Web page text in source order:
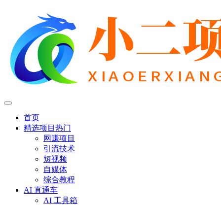
首页
精选项目 热门
网赚项目
引流技术
短视频
自媒体
综合教程
AI 直通车
AI 工具箱